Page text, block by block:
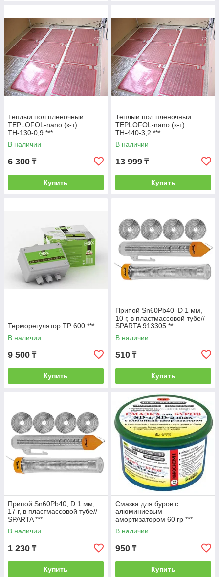
Теплый пол пленочный
TEPLOFOL-nano (к-т)
ТН-130-0,9 ***
В наличии
6 300 ₸
Купить
Теплый пол пленочный
TEPLOFOL-nano (к-т)
ТН-440-3,2 ***
В наличии
13 999 ₸
Купить
Терморегулятор TP 600 ***
В наличии
9 500 ₸
Купить
Припой Sn60Pb40, D 1 мм,
10 г, в пластмассовой тубе//
SPARTA 913305 **
В наличии
510 ₸
Купить
Припой Sn60Pb40, D 1 мм,
17 г, в пластмассовой тубе//
SPARTA ***
В наличии
1 230 ₸
Купить
Смазка для буров с
алюминиевым
амортизатором 60 гр ***
В наличии
950 ₸
Купить